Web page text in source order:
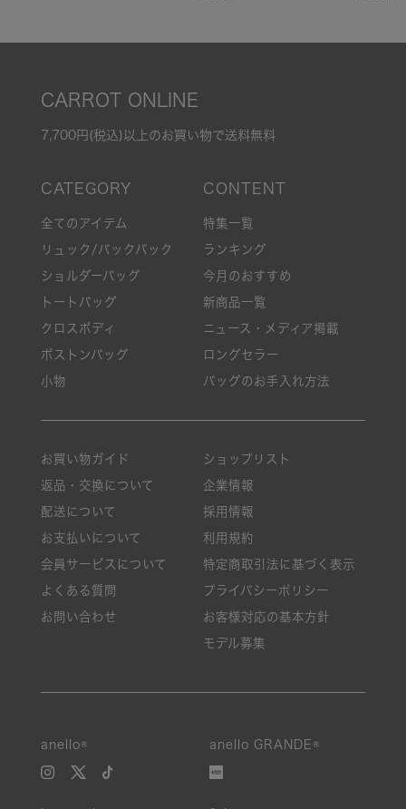
CARROT ONLINE
7,700円(税込)以上のお買い物で送料無料
全てのアイテム
リュック/バックパック
ショルダーバッグ
トートバッグ
クロスボディ
ボストンバッグ
小物
特集一覧
ランキング
今月のおすすめ
新商品一覧
ニュース・メディア掲載
ロングセラー
バッグのお手入れ方法
お買い物ガイド
返品・交換について
配送について
お支払いについて
会員サービスについて
よくある質問
お問い合わせ
ショップリスト
企業情報
採用情報
利用規約
特定商取引法に基づく表示
プライバシーポリシー
お客様対応の基本方針
モデル募集
anello® anello GRANDE®